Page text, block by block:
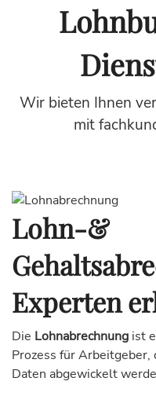
Wir bieten Ihnen
mit
Lohn-&
Experten
Die Lohnabrechnung ist
Prozess für
Daten abgewickelt